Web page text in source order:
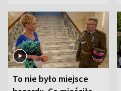
To nie było miejsce